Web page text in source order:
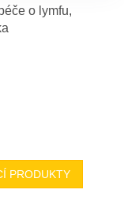
o lymfu,
PRODUKTY